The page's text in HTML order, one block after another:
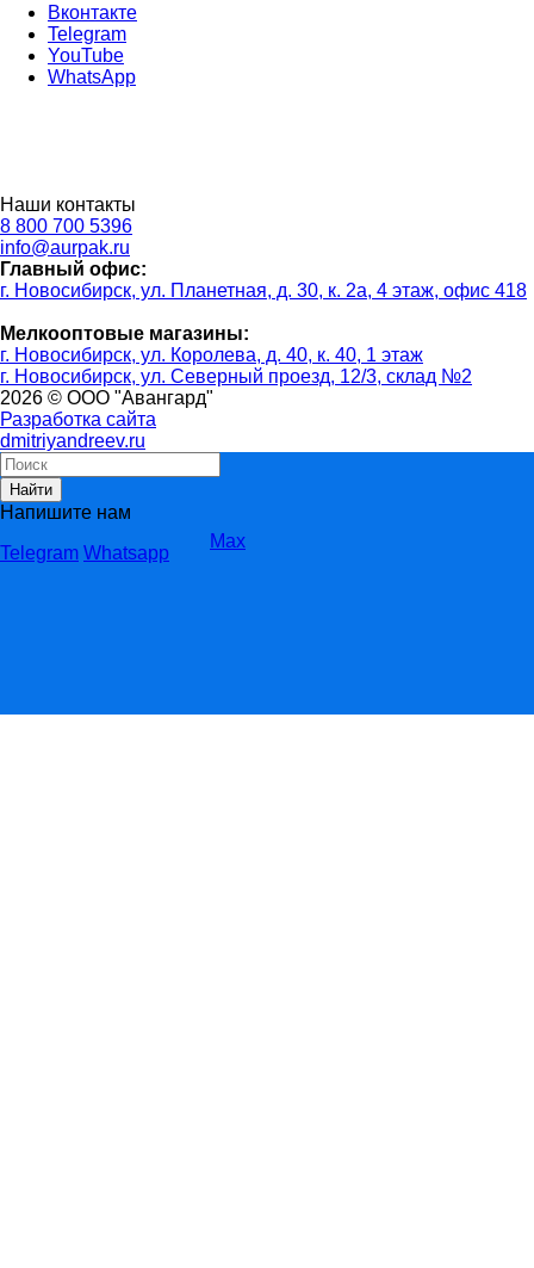
Вконтакте
Telegram
YouTube
WhatsApp
Наши контакты
8 800 700 5396
info@aurpak.ru
Главный офис:
г. Новосибирск, ул. Планетная, д. 30, к. 2а, 4 этаж, офис 418
Мелкооптовые магазины:
г. Новосибирск, ул. Королева, д. 40, к. 40, 1 этаж
г. Новосибирск, ул. Северный проезд, 12/3, ​склад №2
2026 © ООО "Авангард"
Разработка сайта
dmitriyandreev.ru
Найти
Напишите нам
Telegram Whatsapp
Max